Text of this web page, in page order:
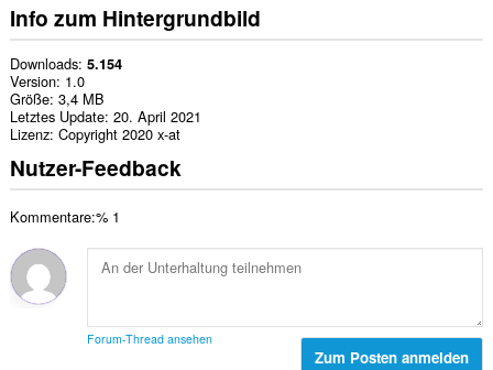
Info zum Hintergrundbild
Downloads 5.154
Version 1.0
Größe 3,4 MB
Letztes Update 20. April 2021
Lizenz Copyright 2020 x-at
Nutzer-Feedback
Kommentare:% 1
Forum-Thread ansehen
Zum Posten anmelden